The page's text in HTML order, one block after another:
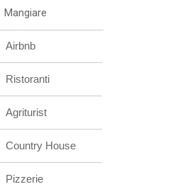
Mangiare
Airbnb
Ristoranti
Agriturist
Country House
Pizzerie